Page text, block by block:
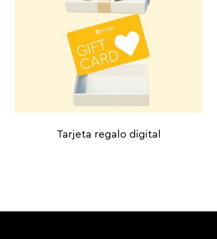
Tarjeta regalo digital